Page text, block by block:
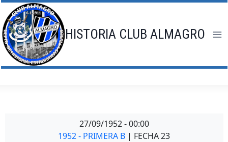
Saltar
al
contenido
HISTORIA CLUB ALMAGRO
27/09/1952 - 00:00
1952 - PRIMERA B | FECHA 23